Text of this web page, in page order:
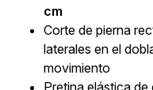
cm
Corte de pierna
laterales en el
movimiento
Pretina elástica